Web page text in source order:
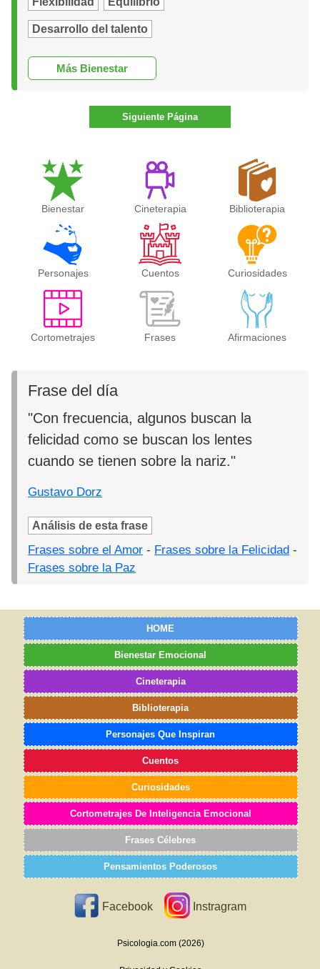
Desarrollo del talento
Más Bienestar
Siguiente Página
Bienestar Cineterapia Biblioterapia
Personajes Cuentos Curiosidades
Cortometrajes Frases Afirmaciones
Frase del día
"Con frecuencia, algunos buscan la
felicidad como se buscan los lentes
cuando se tienen sobre la nariz."
Gustavo Dorz
Análisis de esta frase
Frases sobre el Amor - Frases sobre la Felicidad -
Frases sobre la Paz
HOME
Bienestar Emocional
Cineterapia
Biblioterapia
Personajes Que Inspiran
Cuentos
Curiosidades
Cortometrajes De Inteligencia Emocional
Frases Célebres
Pensamientos Poderosos
Facebook Instragram
Psicologia.com (2026)